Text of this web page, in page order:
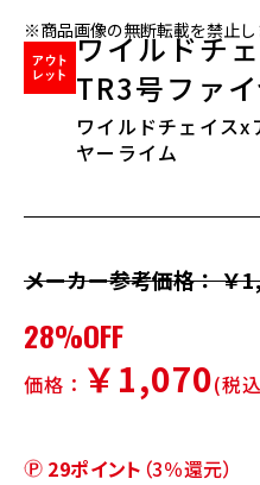
※商品画像の無断転載を禁止し
ワイルドチ
TR3号ファ
ワイルドチェイス
ヤーライム
メーカー参考価格： ￥
28%OFF
価格： ￥1,070(税
29ポイント （3％還元）